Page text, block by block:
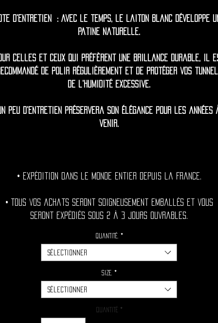
d'entretien : Avec le temps, le laiton blanc développe
patine naturelle.
celles et ceux qui préfèrent une brillance durable, il
de polir régulièrement et de protéger vos
de l'humidité excessive.
peu d'entretien préservera son élégance pour les années
venir.
• Expédition dans le monde entier depuis la France.
• Tous vos achats seront soigneusement emballés et vous
seront expédiés sous 2 à 3 jours ouvrables.
Quantité. *
Sélectionner
Size. *
Sélectionner
Quantité *